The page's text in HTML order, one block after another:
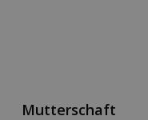
Mutterschaft